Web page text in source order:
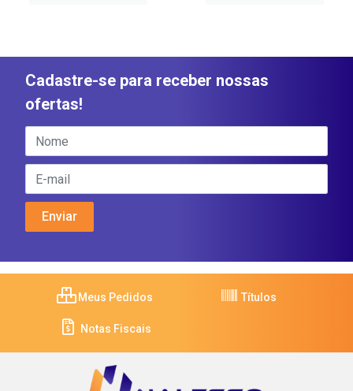
Cadastre-se para receber nossas
ofertas!
Meus Pedidos Títulos
Notas Fiscais